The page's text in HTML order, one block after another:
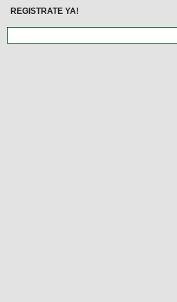
REGISTRATE YA!